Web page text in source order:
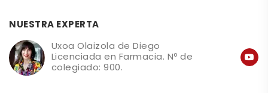
NUESTRA EXPERTA
Uxoa Olaizola de Diego
Licenciada en Farmacia. Nº de
colegiado: 900.